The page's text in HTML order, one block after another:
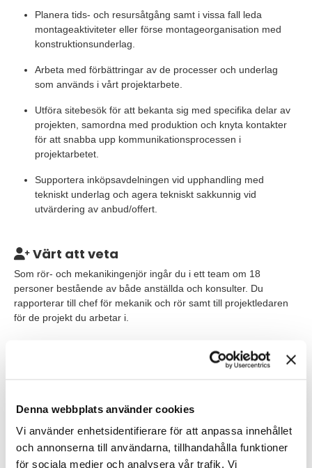
Denna webbplats använder cookies
Vi använder enhetsidentifierare för att anpassa innehållet
och annonserna till användarna, tillhandahålla funktioner
för sociala medier och analysera vår trafik. Vi
Planera tids- och resursåtgång samt i vissa fall leda
montageaktiviteter eller förse montageorganisation med
konstruktionsunderlag.
Arbeta med förbättringar av de processer och underlag
som används i vårt projektarbete.
Utföra sitebesök för att bekanta sig med specifika delar av
projekten, samordna med produktion och knyta kontakter
för att snabba upp kommunikationsprocessen i
projektarbetet.
Supportera inköpsavdelningen vid upphandling med
tekniskt underlag och agera tekniskt sakkunnig vid
utvärdering av anbud/offert.
Värt att veta
Som rör- och mekanikingenjör ingår du i ett team om 18
personer bestående av både anställda och konsulter. Du
rapporterar till chef för mekanik och rör samt till projektledaren
för de projekt du arbetar i.
både nationellt och internationellt, förekommer som en naturlig
Våra förväntningar
Vi söker dig som har:
Erfarenhet inom rörkonstruktion och/eller